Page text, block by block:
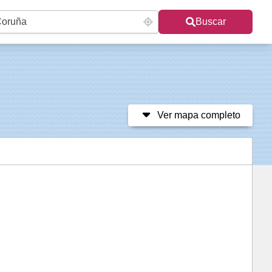
Buscar
Ver mapa completo